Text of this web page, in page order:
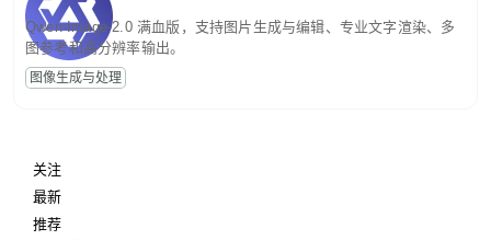
Qwen-Image-2.0 满血版，支持图片生成与编辑、专业文字渲染、多
图参考和高分辨率输出。
图像生成与处理
关注
最新
推荐